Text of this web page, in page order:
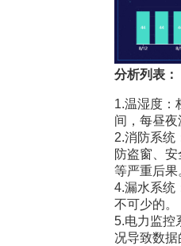
分析列表：
1.温湿度：
间，每昼夜
2.消防系统
防盗窗、
等严重后果
4.漏水系统
不可少的。
5.电力监控
况导致数据